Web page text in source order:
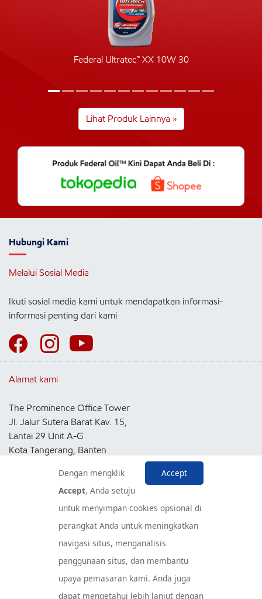
Federal Ultratec™ XX 10W 30
Lihat Produk Lainnya »
Hubungi Kami
Melalui Sosial Media
Ikuti sosial media kami untuk mendapatkan informasi-
informasi penting dari kami
Alamat kami
The Prominence Office Tower
Jl. Jalur Sutera Barat Kav. 15,
Lantai 29 Unit A-G
Kota Tangerang, Banten
Pusat Layanan Konsumen
Accept
Dengan mengklik
Accept, Anda setuju
untuk menyimpan cookies opsional di
perangkat Anda untuk meningkatkan
navigasi situs, menganalisis
penggunaan situs, dan membantu
upaya pemasaran kami. Anda juga
dapat mengetahui lebih lanjut dengan